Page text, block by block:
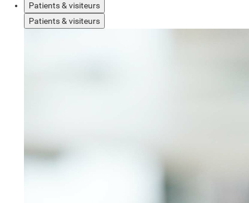
Patients & visiteurs
Patients & visiteurs